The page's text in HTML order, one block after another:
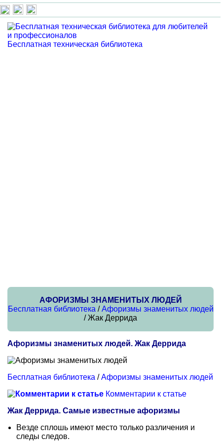
Бесплатная техническая библиотека
АФОРИЗМЫ ЗНАМЕНИТЫХ ЛЮДЕЙ
Бесплатная библиотека /Афоризмы знаменитых людей
/ Жак Деррида
Афоризмы знаменитых людей. Жак Деррида
Бесплатная библиотека /Афоризмы знаменитых людей
Комментарии к статье
Жак Деррида. Самые известные афоризмы
Везде сплошь имеют место только различения и
следы следов.